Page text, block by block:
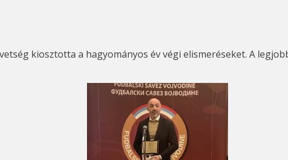
kiosztotta a hagyományos év végi elismeréseket. A